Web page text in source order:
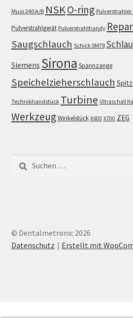
Muss 240 A/B NSKO-ring
Pulverstrahlgerät Pulverstrahlhandy
Saugschlauch Schick SM78
Siemens Sirona Spannzange
Speichelzieherschlauch
Technikhandstück Turbine Ultraschall
WerkzeugWinkelstück X600 X700 ZEG
Suchen
nach:
© Dentalmetronic 2026
Datenschutz
Erstellt mit